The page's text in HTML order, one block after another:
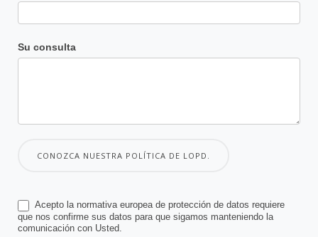
Su consulta
CONOZCA NUESTRA POLÍTICA DE LOPD.
Acepto la normativa europea de protección de datos requiere
que nos confirme sus datos para que sigamos manteniendo la
comunicación con Usted.